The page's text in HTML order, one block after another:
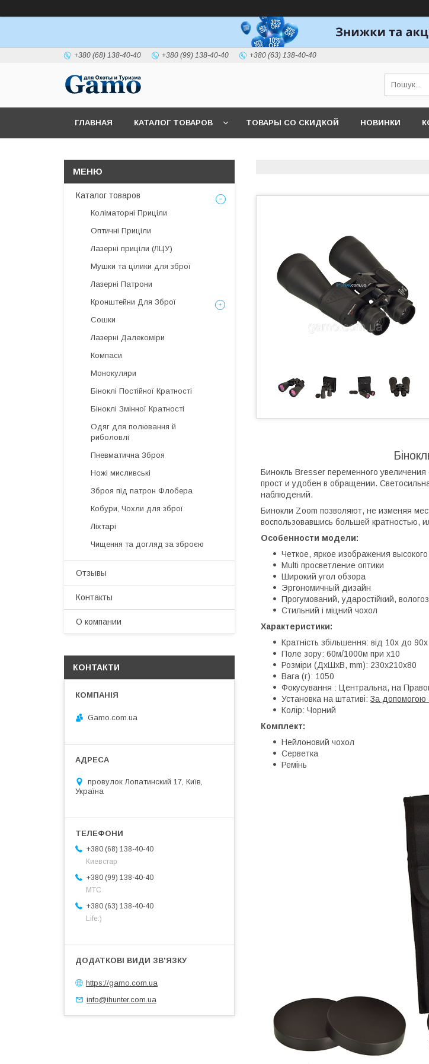
+380 (68) 138-40-40 +380 (99) 138-40-40 +380 (63) 138-40-40
ГЛАВНАЯ КАТАЛОГ ТОВАРОВ ТОВАРЫ СО СКИДКОЙ НОВИНКИ
Бинокль Bresser переменного
прост и удобен в обращении.
наблюдений.
Бинокли Zoom позволяют, не изменяя
воспользовавшись большей кратностью,
Особенности модели:
Четкое, яркое изображения высокого
Multi просветление оптики
Широкий угол обзора
Эргономичный дизайн
Прогумований, ударостійкий,
Стильний і міцний чохол
Характеристики:
Кратність збільшення: від 10х до 90x
Поле зору: 60м/1000м при x10
Розміри (ДхШхВ, mm): 230х210х80
Вага (г): 1050
Фокусування : Центральна, на
Установка на штативі: За допомогою
Колір: Чорний
Комплект:
Нейлоновий чохол
Серветка
Ремінь
Каталог товаров
Коліматорні Приціли
Оптичні Приціли
Лазерні приціли (ЛЦУ)
Мушки та цілики для зброї
Лазерні Патрони
Кронштейни Для Зброї
Сошки
Лазерні Далекоміри
Компаси
Монокуляри
Біноклі Постійної Кратності
Біноклі Змінної Кратності
Одяг для полювання й
риболовлі
Пневматична Зброя
Ножі мисливські
Зброя під патрон Флобера
Кобури, Чохли для зброї
Ліхтарі
Чищення та догляд за зброєю
Отзывы
Контакты
О компании
КОНТАКТИ
Gamo.com.ua
провулок Лопатинский 17, Київ,
Україна
+380 (68) 138-40-40
Киевстар
+380 (99) 138-40-40
МТС
+380 (63) 138-40-40
Life:)
https://gamo.com.ua
info@ihunter.com.ua